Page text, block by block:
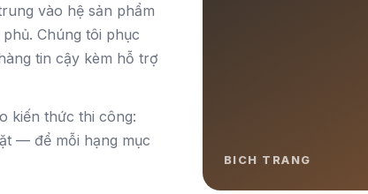
vào hệ sản phẩm
Chúng tôi phục
tin cậy kèm hỗ trợ
kiến thức thi công:
— để mỗi hạng mục